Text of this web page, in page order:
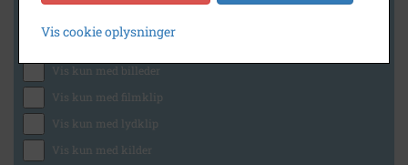
Generelt
Vis kun med billeder
Vis kun med filmklip
Vis kun med lydklip
Vis kun med kilder
Vis cookie oplysninger